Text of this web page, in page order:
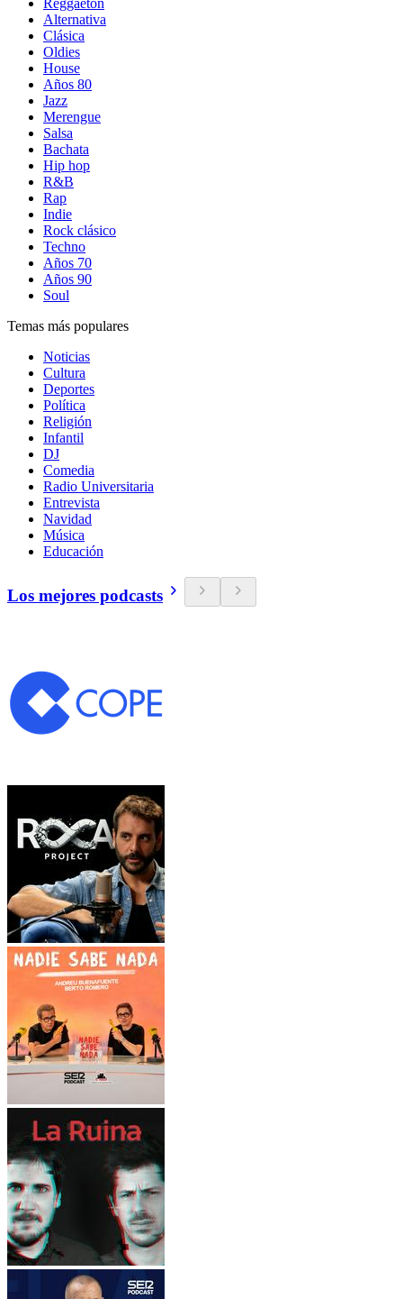
Reggaetón
Alternativa
Clásica
Oldies
House
Años 80
Jazz
Merengue
Salsa
Bachata
Hip hop
R&B
Rap
Indie
Rock clásico
Techno
Años 70
Años 90
Soul
Temas más populares
Noticias
Cultura
Deportes
Política
Religión
Infantil
DJ
Comedia
Radio Universitaria
Entrevista
Navidad
Música
Educación
Los mejores podcasts